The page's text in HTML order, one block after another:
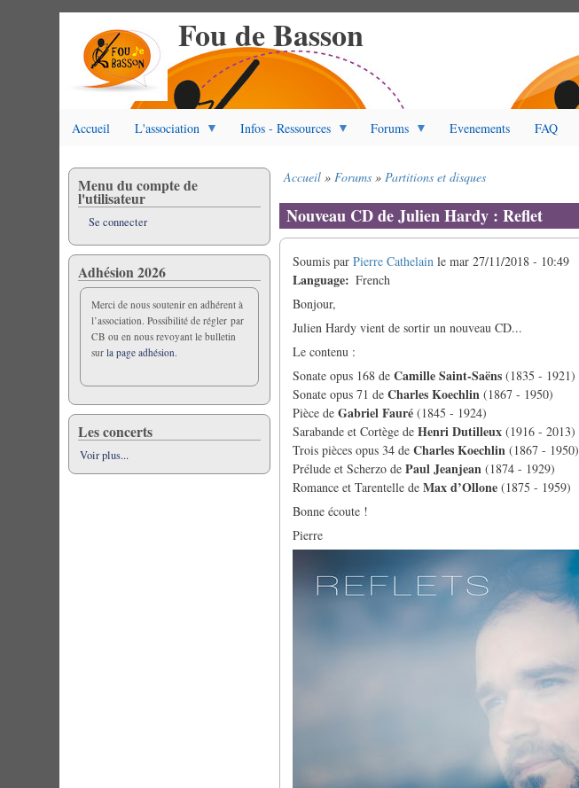
Fou de Basson
Accueil L'association Infos - Ressources Forums Evenements FAQ
d'Ariane
Accueil Forums Partitions et disques
Nouveau CD de Julien Hardy : Reflet
Soumis parPierre Cathelain lemar 27/11/2018 - 10:49
Language
French
Bonjour,
Julien Hardy vient de sortir un nouveau CD...
Le contenu :
Sonate opus 168 deCamille Saint-Saëns (1835 - 1921)
Sonate opus 71 deCharles Koechlin (1867 - 1950)
Pièce deGabriel Fauré (1845 - 1924)
Sarabande et Cortège deHenri Dutilleux (1916 - 2013)
Trois pièces opus 34 deCharles Koechlin (1867 - 1950)
Prélude et Scherzo dePaul Jeanjean (1874 - 1929)
Romance et Tarentelle deMax d’Ollone (1875 - 1959)
Bonne écoute !
Pierre
Menu du compte de
l'utilisateur
Se connecter
Adhésion 2026
Merci de nous soutenir en adhérent à
l’association. Possibilité de régler par
CB ou en nous revoyant le bulletin
surla page adhésion.
Les concerts
Voir plus...